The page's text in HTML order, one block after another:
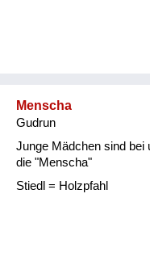
Menscha
Gudrun
Junge Mädchen sind bei
die "Menscha"
Stiedl = Holzpfahl